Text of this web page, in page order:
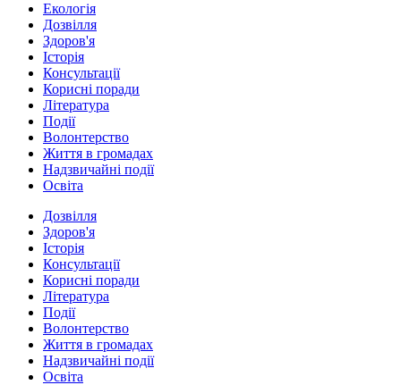
Екологія
Дозвілля
Здоров'я
Історія
Консультації
Корисні поради
Література
Події
Волонтерство
Життя в громадах
Надзвичайні події
Освіта
Дозвілля
Здоров'я
Історія
Консультації
Корисні поради
Література
Події
Волонтерство
Життя в громадах
Надзвичайні події
Освіта